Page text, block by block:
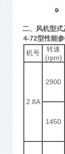
二、风机型
4-72型性能
机号
转速
(rpm)
2.8A
2900
1450